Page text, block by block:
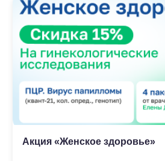
Акция «Женское здоровье»